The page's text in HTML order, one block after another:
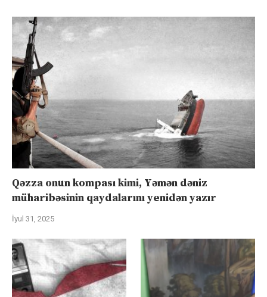
Qəzza onun kompası kimi, Yəmən dəniz
müharibəsinin qaydalarını yenidən yazır
İyul 31, 2025